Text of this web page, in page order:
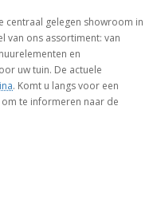
centraal gelegen showroom in
van ons assortiment: van
en
uw tuin. De actuele
. Komt u langs voor een
te informeren naar de